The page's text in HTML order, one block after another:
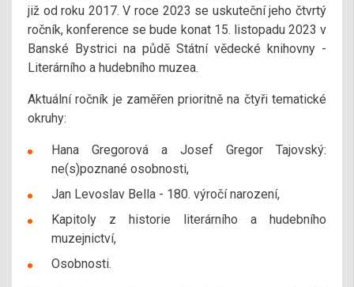
již od roku 2017. V roce 2023 se uskuteční jeho čtvrtý
ročník, konference se bude konat 15. listopadu 2023 v
Banské Bystrici na půdě Státní vědecké knihovny -
Literárního a hudebního muzea.
Aktuální ročník je zaměřen prioritně na čtyři tematické
okruhy:
Hana Gregorová a Josef Gregor Tajovský:
ne(s)poznané osobnosti,
Jan Levoslav Bella - 180. výročí narození,
Kapitoly z historie literárního a hudebního
muzejnictví,
Osobnosti.